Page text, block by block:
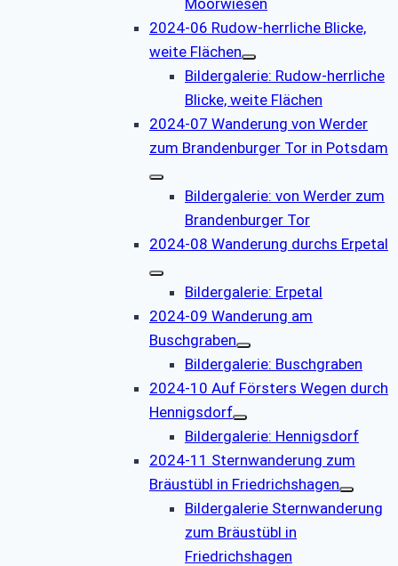
2024-06 Rudow-herrliche Blicke,
weite Flächen
Bildergalerie: Rudow-herrliche
Blicke, weite Flächen
2024-07 Wanderung von Werder
zum Brandenburger Tor in Potsdam
Bildergalerie: von Werder zum
Brandenburger Tor
2024-08 Wanderung durchs Erpetal
Bildergalerie: Erpetal
2024-09 Wanderung am
Buschgraben
Bildergalerie: Buschgraben
2024-10 Auf Försters Wegen durch
Hennigsdorf
Bildergalerie: Hennigsdorf
2024-11 Sternwanderung zum
Bräustübl in Friedrichshagen
Bildergalerie Sternwanderung
zum Bräustübl in
Friedrichshagen